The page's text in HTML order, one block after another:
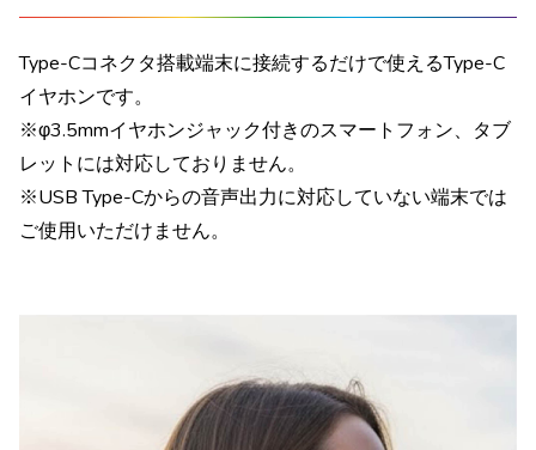
Type-Cコネクタ搭載端末に接続するだけで使えるType-C
イヤホンです。
※φ3.5mmイヤホンジャック付きのスマートフォン、タブ
レットには対応しておりません。
※USB Type-Cからの音声出力に対応していない端末では
ご使用いただけません。